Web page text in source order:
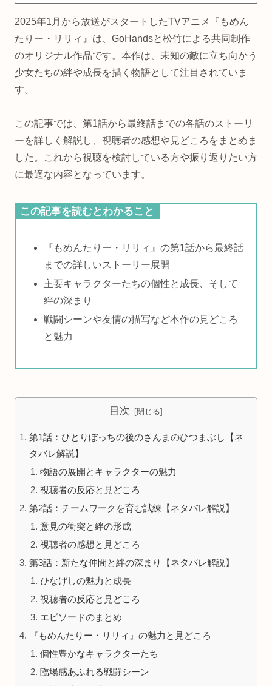
2025年1月から放送がスタートしたTVアニメ『もめん
たりー・リリィ』は、GoHandsと松竹による共同制作
のオリジナル作品です。本作は、未知の敵に立ち向かう
少女たちの絆や成長を描く物語として注目されていま
す。
この記事では、第1話から最終話までの各話のストーリ
ーを詳しく解説し、視聴者の感想や見どころをまとめま
した。これから視聴を検討している方や振り返りたい方
に最適な内容となっています。
この記事を読むとわかること
『もめんたりー・リリィ』の第1話から最終話
までの詳しいストーリー展開
主要キャラクターたちの個性と成長、そして
絆の深まり
戦闘シーンや友情の描写など本作の見どころ
と魅力
目次
第1話：ひとりぼっちの後のさんまのひつまぶし【ネ
タバレ解説】
物語の展開とキャラクターの魅力
視聴者の反応と見どころ
第2話：チームワークを育む試練【ネタバレ解説】
意見の衝突と絆の形成
視聴者の感想と見どころ
第3話：新たな仲間と絆の深まり【ネタバレ解説】
ひなげしの魅力と成長
視聴者の反応と見どころ
エピソードのまとめ
『もめんたりー・リリィ』の魅力と見どころ
個性豊かなキャラクターたち
臨場感あふれる戦闘シーン